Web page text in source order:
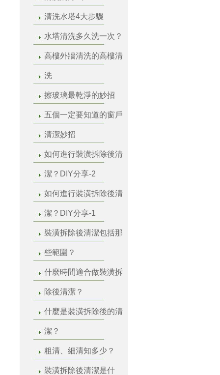
清洗水塔4大步驟
水塔清洗多久洗一次？
高樓外牆清洗的高樓清
洗
擦玻璃最乾淨的妙招
五個一定要知道的窗戶
清潔妙招
如何進行裝潢拆除後清
潔？DIY分享-2
如何進行裝潢拆除後清
潔？DIY分享-1
裝潢拆除後清潔包括那
些範圍？
什麼時間適合做裝潢拆
除後清潔？
什麼是裝潢拆除後的清
潔？
粗清、細清知多少？
裝潢拆除後清潔是什